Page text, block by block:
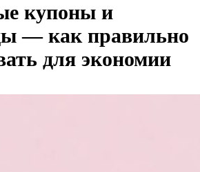
купоны и
— как правильно
для экономии